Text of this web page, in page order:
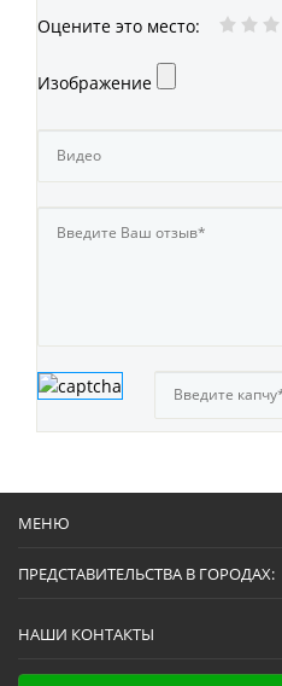
Оцените это место:
Изображение
МЕНЮ
ПРЕДСТАВИТЕЛЬСТВА В ГОРОДАХ:
НАШИ КОНТАКТЫ